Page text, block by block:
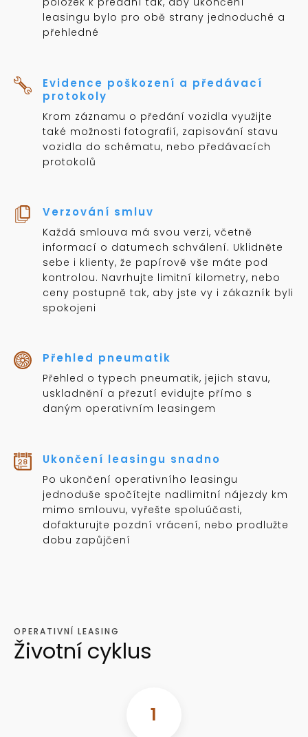
leasingu bylo pro obě strany jednoduché a
přehledné
Evidence poškození a předávací
protokoly
Krom záznamu o předání vozidla využijte
také možnosti fotografií, zapisování stavu
vozidla do schématu, nebo předávacích
protokolů
Verzování smluv
Každá smlouva má svou verzi, včetně
informací o datumech schválení. Uklidněte
sebe i klienty, že papírově vše máte pod
kontrolou. Navrhujte limitní kilometry, nebo
ceny postupně tak, aby jste vy i zákazník byli
spokojeni
Přehled pneumatik
Přehled o typech pneumatik, jejich stavu,
uskladnění a přezutí evidujte přímo s
daným operativním leasingem
Ukončení leasingu snadno
Po ukončení operativního leasingu
jednoduše spočítejte nadlimitní nájezdy km
mimo smlouvu, vyřešte spoluúčasti,
dofakturujte pozdní vrácení, nebo prodlužte
dobu zapůjčení
OPERATIVNÍ LEASING
Životní cyklus
1